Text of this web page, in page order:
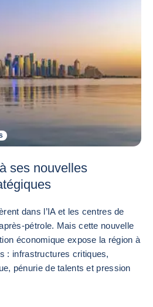
ses nouvelles
dans l’IA et les centres de
pétrole. Mais cette nouvelle
économique expose la région à
: infrastructures critiques,
pénurie de talents et pression